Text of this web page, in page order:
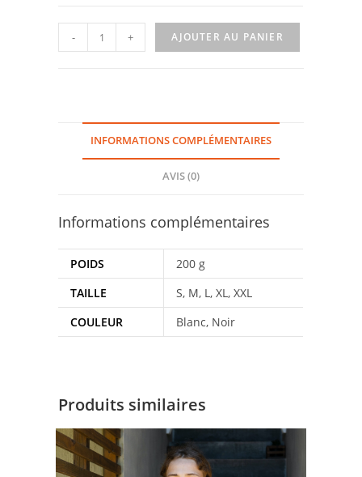
quantité
de
- + AJOUTER AU PANIER
INFORMATIONS COMPLÉMENTAIRES
AVIS (0)
Informations complémentaires
POIDS
200 g
TAILLE
S, M, L, XL, XXL
COULEUR
Blanc, Noir
Produits similaires